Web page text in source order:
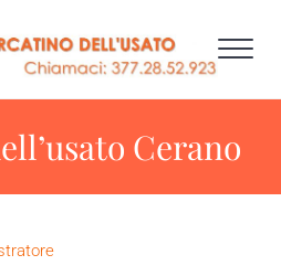
DELL' USATO
Cerano